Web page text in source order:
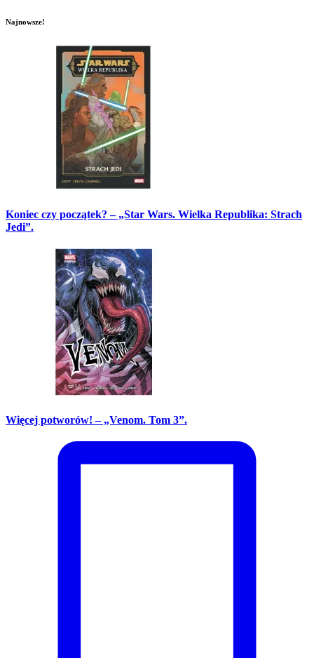
Najnowsze!
Koniec czy początek? – „Star Wars. Wielka Republika: Strach
Jedi”.
Więcej potworów! – „Venom. Tom 3”.